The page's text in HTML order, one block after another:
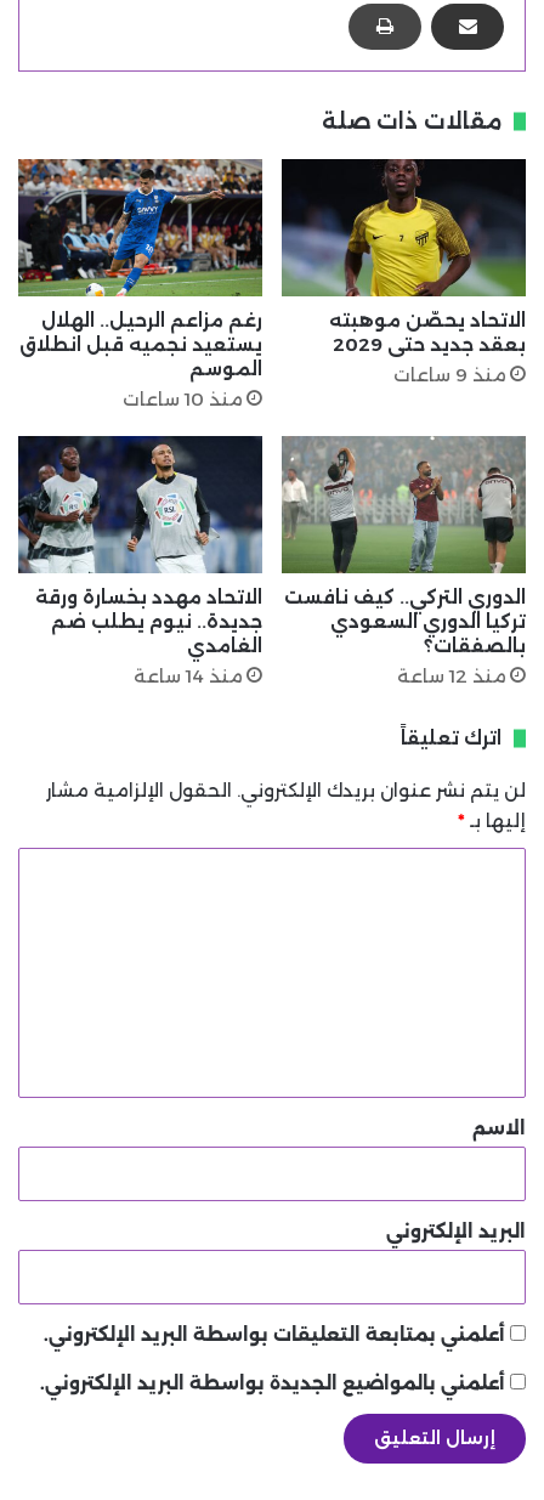
مقالات ذات صلة
الاتحاد يحصّن موهبته
بعقد جديد حتى 2029
منذ 9 ساعات
رغم مزاعم الرحيل.. الهلال
يستعيد نجميه قبل انطلاق
الموسم
منذ 10 ساعات
الدوري التركي.. كيف نافست
تركيا الدوري السعودي
بالصفقات؟
منذ 12 ساعة
الاتحاد مهدد بخسارة ورقة
جديدة.. نيوم يطلب ضم
الغامدي
منذ 14 ساعة
اترك تعليقاً
لن يتم نشر عنوان بريدك الإلكتروني. الحقول الإلزامية مشار
إليها بـ *
*الاسم
البريد الإلكتروني
أعلمني بمتابعة التعليقات بواسطة البريد الإلكتروني.
أعلمني بالمواضيع الجديدة بواسطة البريد الإلكتروني.